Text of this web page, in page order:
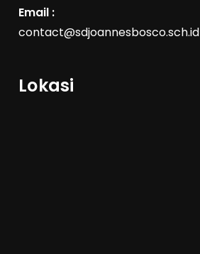
Email :
contact@sdjoannesbosco.sch.id
Lokasi